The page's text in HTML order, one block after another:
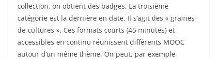
collection, on obtient des badges. La troisième
catégorie est la dernière en date. Il s’agit des « graines
de cultures ». Ces formats courts (45 minutes) et
accessibles en continu réunissent différents MOOC
autour d’un même thème. On peut, par exemple,